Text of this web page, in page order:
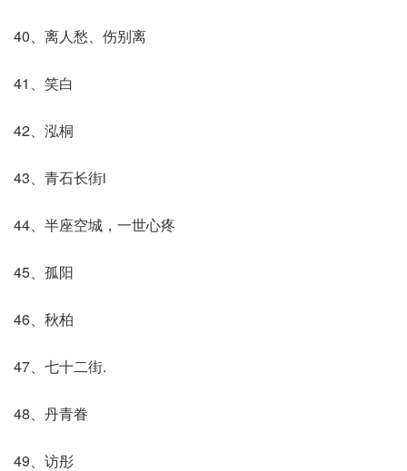
40、离人愁、伤别离
41、笑白
42、泓桐
43、青石长街i
44、半座空城，一世心疼
45、孤阳
46、秋柏
47、七十二街.
48、丹青眷
49、访彤